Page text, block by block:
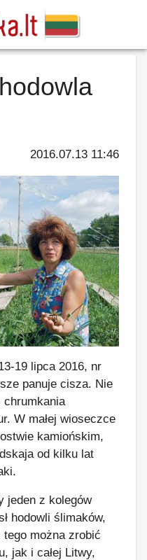
2016.07.13 11:46
19 lipca 2016, nr
panuje cisza. Nie
chrumkania
W małej wioseczce
kamiońskim,
od kilku lat
jeden z kolegów
hodowli ślimaków,
tego można zrobić
jak i całej Litwy,